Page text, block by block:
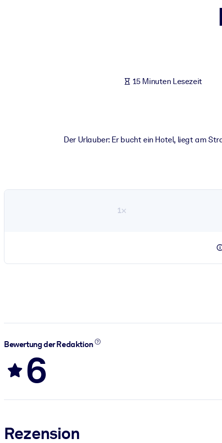
15 Minuten Lesezeit
Der Urlauber: Er bucht ein Hotel, liegt am
1×
Bewertung der Redaktion
6
Rezension